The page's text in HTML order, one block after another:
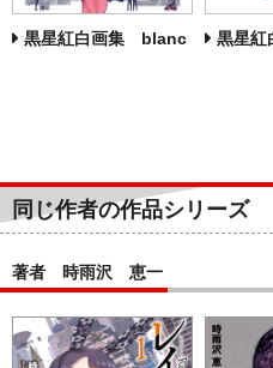
黒星紅白画集 blanc 黒星
同じ作者の作品シリーズ
著者 時雨沢 恵一